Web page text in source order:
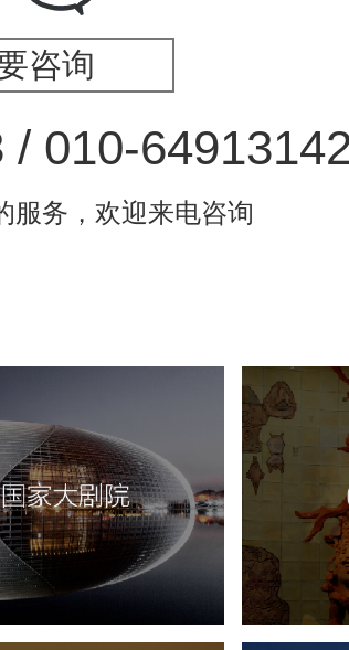
咨询
010-
服务，欢迎来电咨询
剧院
慧展馆 展馆网站建设
文化艺
数字博物
公司展